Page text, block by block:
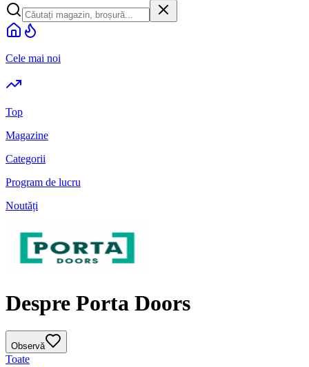
Cele mai noi
Top
Magazine
Categorii
Program de lucru
Noutăți
Despre Porta Doors
Observă
Toate